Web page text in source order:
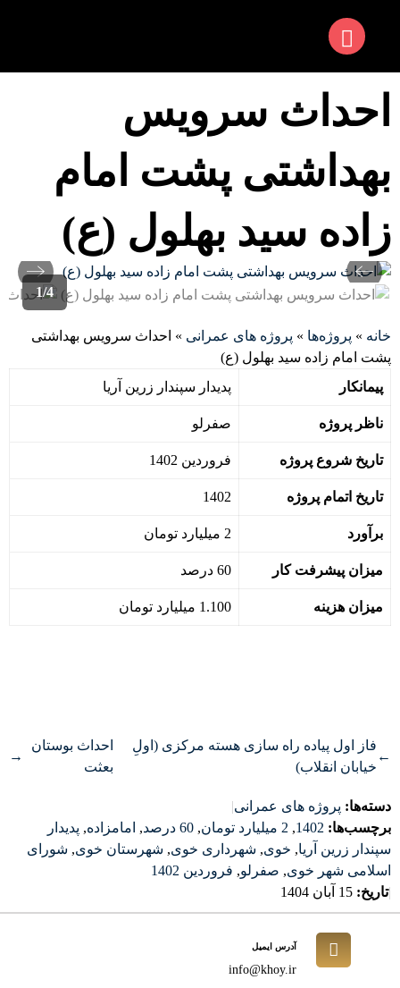
احداث سرویس
بهداشتی پشت امام
زاده سید بهلول (ع)
1/4
خانه » پروژه‌ها » پروژه های عمرانی » احداث سرویس بهداشتی
پشت امام زاده سید بهلول (ع)
پیمانکار
پدیدار سپندار زرین آریا
ناظر پروژه صفرلو
تاریخ شروع پروژه فروردین 1402
تاریخ اتمام پروژه 1402
برآورد 2 میلیارد تومان
میزان پیشرفت کار 60 درصد
میزان هزینه 1.100 میلیارد تومان
←
فاز اول پیاده راه سازی هسته مرکزی (اولِ
خیابان انقلاب)
احداث بوستان
بعثت
→
دسته‌ها: پروژه های عمرانی|
برچسب‌ها: 1402
, 2 میلیارد تومان , 60 درصد , امامزاده, پدیدار
سپندار زرین آریا, خوی, شهرداری خوی, شهرستان خوی, شورای
اسلامی شهر خوی, صفرلو, فروردین 1402
|تاریخ:
آدرس ایمیل
info@khoy.ir